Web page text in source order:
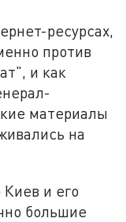
ресурсах,
против
и как
материалы
на
и его
большие